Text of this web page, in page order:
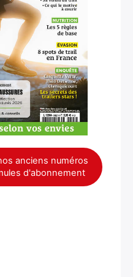
anciens numéros
d'abonnement